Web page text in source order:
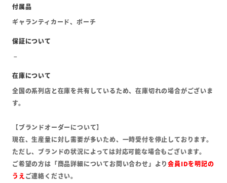
ギャランティカード、ポーチ
全国の系列店と在庫を共有しているため、在庫切れの場合がございま
す。
【ブランドオーダーについて】
現在、生産量に対し需要が多いため、一時受付を停止しております。
ただし、ブランドの状況によっては対応可能な場合もございます。
ご希望の方は「商品詳細についてお問い合わせ」より会員IDを明記の
うえご連絡ください。